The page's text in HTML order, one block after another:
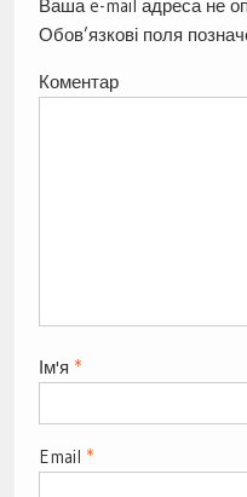
Ваша e-mail адреса не
Обов’язкові поля
Коментар
Ім'я *
Email *